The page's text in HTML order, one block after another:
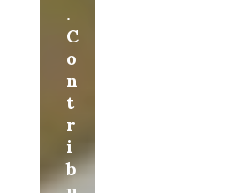
.
C
o
n
t
r
i
b